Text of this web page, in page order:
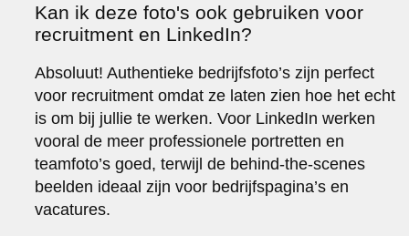
Kan ik deze foto's ook gebruiken voor
recruitment en LinkedIn?
Absoluut! Authentieke bedrijfsfoto’s zijn perfect
voor recruitment omdat ze laten zien hoe het echt
is om bij jullie te werken. Voor LinkedIn werken
vooral de meer professionele portretten en
teamfoto’s goed, terwijl de behind-the-scenes
beelden ideaal zijn voor bedrijfspagina’s en
vacatures.